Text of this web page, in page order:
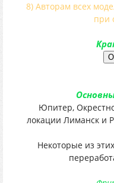
8) Авторам всех
при
Юпитер,
локации Лиманск и
Некоторые из